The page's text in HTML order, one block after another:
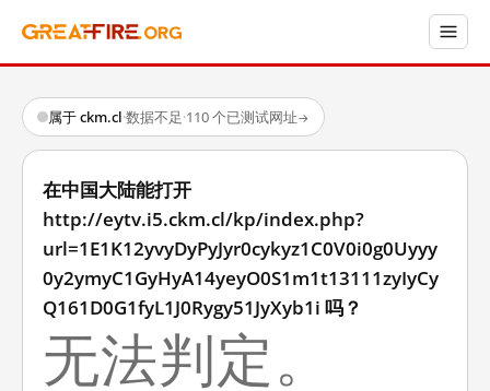
属于 ckm.cl·数据不足·110 个已测试网址→
在中国大陆能打开
http://eytv.i5.ckm.cl/kp/index.php?
url=1E1K12yvyDyPyJyr0cykyz1C0V0i0g0Uyyy
0y2ymyC1GyHyA14yeyO0S1m1t13111zyIyCy
Q161D0G1fyL1J0Rygy51JyXyb1i 吗？
无法判定。